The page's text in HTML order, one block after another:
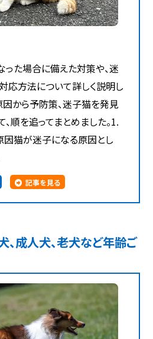
た場合に備えた対策や、迷
応方法について詳しく説明し
因から予防策、迷子猫を発見
順を追ってまとめました。1.
因猫が迷子になる原因とし
記事を見る
、成人犬、老犬など年齢ご